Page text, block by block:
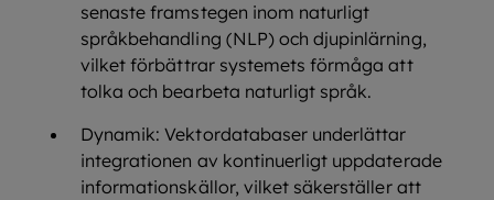
senaste framstegen inom naturligt
språkbehandling (NLP) och djupinlärning,
vilket förbättrar systemets förmåga att
tolka och bearbeta naturligt språk.
Dynamik: Vektordatabaser underlättar
integrationen av kontinuerligt uppdaterade
informationskällor, vilket säkerställer att